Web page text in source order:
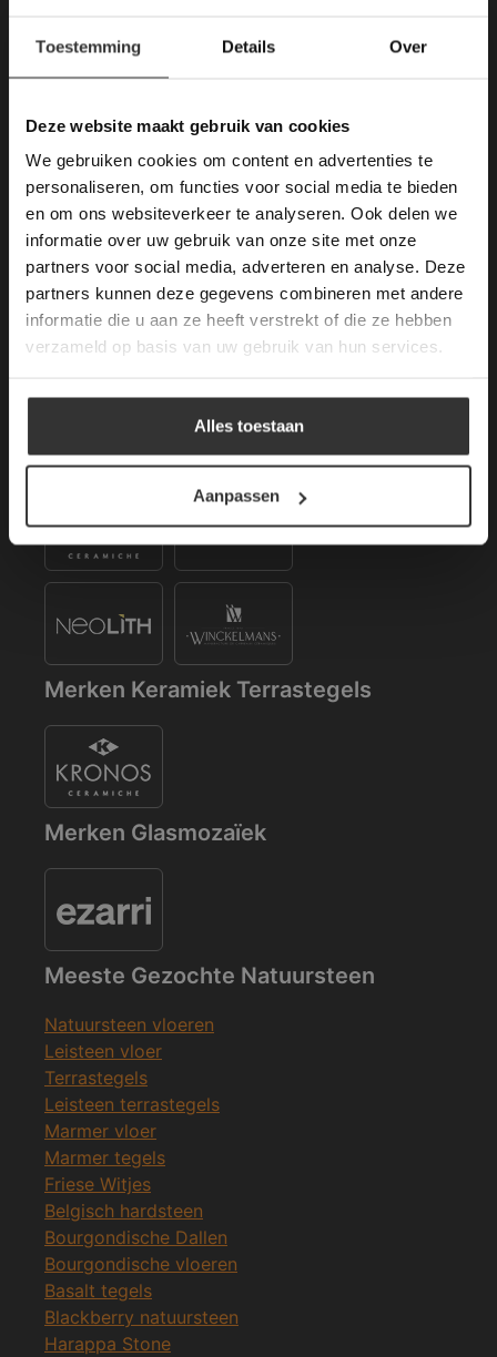
Toestemming Details Over
Deze website maakt gebruik van cookies
We gebruiken cookies om content en advertenties te
personaliseren, om functies voor social media te bieden
en om ons websiteverkeer te analyseren. Ook delen we
informatie over uw gebruik van onze site met onze
partners voor social media, adverteren en analyse. Deze
partners kunnen deze gegevens combineren met andere
informatie die u aan ze heeft verstrekt of die ze hebben
verzameld op basis van uw gebruik van hun services.
Alles toestaan
Aanpassen
Mail ons
KVK: 59667419
Openstaande Vacatures
Kom werken bij van den Heuvel & van Duuren.
Merken Keramiek Vloertegels
Merken Keramiek Terrastegels
Merken Glasmozaïek
Meeste Gezochte Natuursteen
Natuursteen vloeren
Leisteen vloer
Terrastegels
Leisteen terrastegels
Marmer vloer
Marmer tegels
Friese Witjes
Belgisch hardsteen
Bourgondische Dallen
Bourgondische vloeren
Basalt tegels
Blackberry natuursteen
Harappa Stone
Deze website maakt
gebruik van cookies.
This Cookie Banner was deleted and is no
longer working. Please contact the website
administrator.
Deze website gebruikt cookies om de
gebruikerservaring te verbeteren. Door
gebruik te maken van onze website geeft u
toestemming voor alle cookies in
overeenstemming met ons cookiebeleid.Lees
verder
ALLES ACCEPTEREN
ALLES AFWIJZEN
DETAILS WEERGEVEN